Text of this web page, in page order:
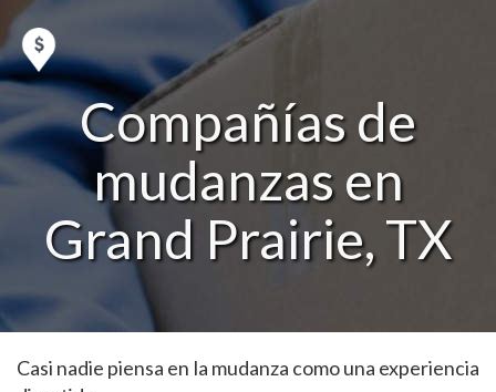
Compañías de
mudanzas en
Grand Prairie, TX
Casi nadie piensa en la mudanza como una experiencia